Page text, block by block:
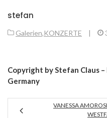
stefan
Galerien,KONZERTE |
Copyright by Stefan Claus
Germany
VANESSA